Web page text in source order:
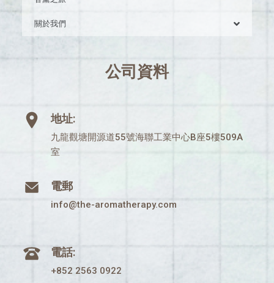
關於我們
公司資料
地址:
九龍觀塘開源道55號海聯工業中心B座5樓509A
室
電郵
info@the-aromatherapy.com
電話:
+852 2563 0922